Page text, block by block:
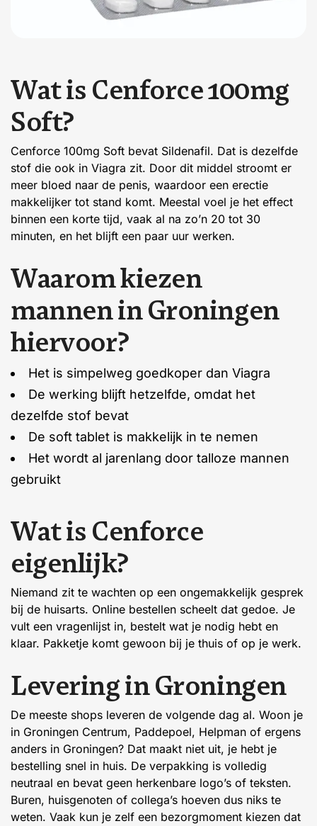
Watis Cenforce100mg
Soft?
Cenforce 100mg Soft bevat Sildenafil. Dat is dezelfde
stof die ook in Viagra zit. Door dit middel stroomt er
meer bloed naar de penis, waardoor een erectie
makkelijker tot stand komt. Meestal voel je het effect
binnen een korte tijd, vaak al na zo’n 20 tot 30
minuten, en het blijft een paar uur werken.
Waaromkiezen
manneninGroningen
hiervoor?
Het is simpelweg goedkoper dan Viagra
De werking blijft hetzelfde, omdat het
dezelfde stof bevat
De soft tablet is makkelijk in te nemen
Het wordt al jarenlang door talloze mannen
gebruikt
Watis Cenforce
eigenlijk?
Niemand zit te wachten op een ongemakkelijk gesprek
bij de huisarts. Online bestellen scheelt dat gedoe. Je
vult een vragenlijst in, bestelt wat je nodig hebt en
klaar. Pakketje komt gewoon bij je thuis of op je werk.
LeveringinGroningen
De meeste shops leveren de volgende dag al. Woon je
in Groningen Centrum, Paddepoel, Helpman of ergens
anders in Groningen? Dat maakt niet uit, je hebt je
bestelling snel in huis. De verpakking is volledig
neutraal en bevat geen herkenbare logo’s of teksten.
Buren, huisgenoten of collega’s hoeven dus niks te
weten. Vaak kun je zelf een bezorgmoment kiezen dat